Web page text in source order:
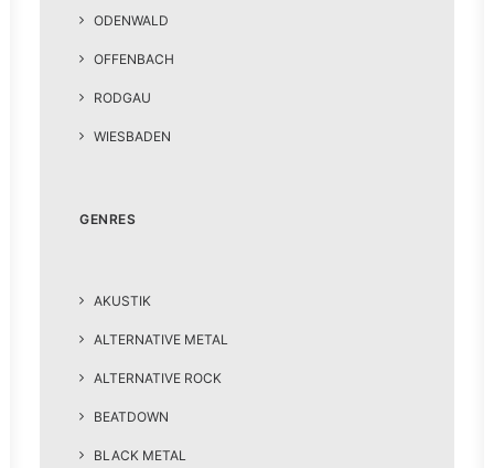
ODENWALD
OFFENBACH
RODGAU
WIESBADEN
GENRES
AKUSTIK
ALTERNATIVE METAL
ALTERNATIVE ROCK
BEATDOWN
BLACK METAL